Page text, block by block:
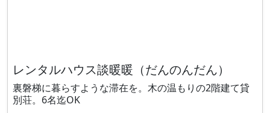
レンタルハウス談暖暖（だんのんだん）
裏磐梯に暮らすような滞在を。木の温もりの2階建て貸
別荘。6名迄OK